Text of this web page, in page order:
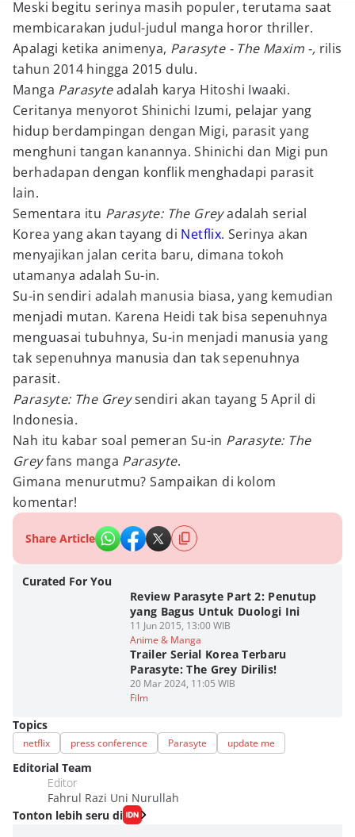
Meski begitu serinya masih populer, terutama saat
membicarakan judul-judul manga horor thriller.
Apalagi ketika animenya, Parasyte - The Maxim -, rilis
tahun 2014 hingga 2015 dulu.
Manga Parasyteadalah karya Hitoshi Iwaaki.
Ceritanya menyorot Shinichi Izumi, pelajar yang
hidup berdampingan dengan Migi, parasit yang
menghuni tangan kanannya. Shinichi dan Migi pun
berhadapan dengan konflik menghadapi parasit
lain.
Sementara itu Parasyte: The Greyadalah serial
Korea yang akan tayang di Netflix. Serinya akan
menyajikan jalan cerita baru, dimana tokoh
utamanya adalah Su-in.
Su-in sendiri adalah manusia biasa, yang kemudian
menjadi mutan. Karena Heidi tak bisa sepenuhnya
menguasai tubuhnya, Su-in menjadi manusia yang
tak sepenuhnya manusia dan tak sepenuhnya
parasit.
Parasyte: The Greysendiri akan tayang 5 April di
Indonesia.
Nah itu kabar soal pemeran Su-in Parasyte: The
Greyfans manga Parasyte.
Gimana menurutmu? Sampaikan di kolom
komentar!
Share Article
Curated For You
Review Parasyte Part 2: Penutup
yang Bagus Untuk Duologi Ini
11 Jun 2015, 13:00 WIB
Anime & Manga
Trailer Serial Korea Terbaru
Parasyte: The Grey Dirilis!
20 Mar 2024, 11:05 WIB
Film
Topics
netflix press conference Parasyte update me
Editorial Team
Editor
Fahrul Razi Uni Nurullah
Tonton lebih seru di